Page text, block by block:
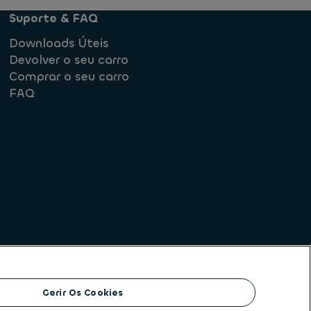
Suporte & FAQ
Downloads Úteis
Devolver o seu carro
Comprar o seu carro
FAQ
de crédito
Gerir Os Cookies